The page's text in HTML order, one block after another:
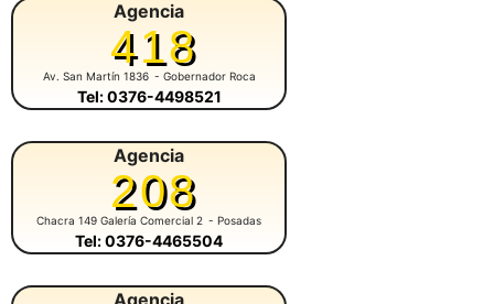
Agencia
418
Av. San Martín 1836 - Gobernador Roca
Tel: 0376-4498521
Agencia
208
Chacra 149 Galería Comercial 2 - Posadas
Tel: 0376-4465504
Agencia